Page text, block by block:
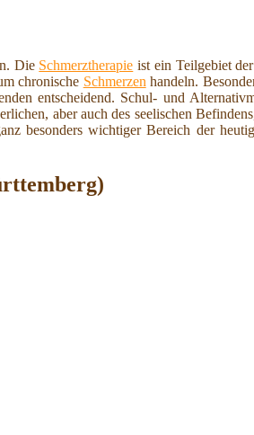
Die Schmerztherapie ist ein Teilgebiet
chronische Schmerzen handeln.
entscheidend. Schul- und
aber auch des seelischen
besonders wichtiger Bereich der